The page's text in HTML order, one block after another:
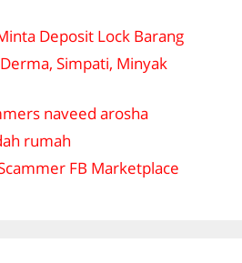
Deposit Lock Barang
Simpati, Minyak
naveed arosha
rumah
FB Marketplace